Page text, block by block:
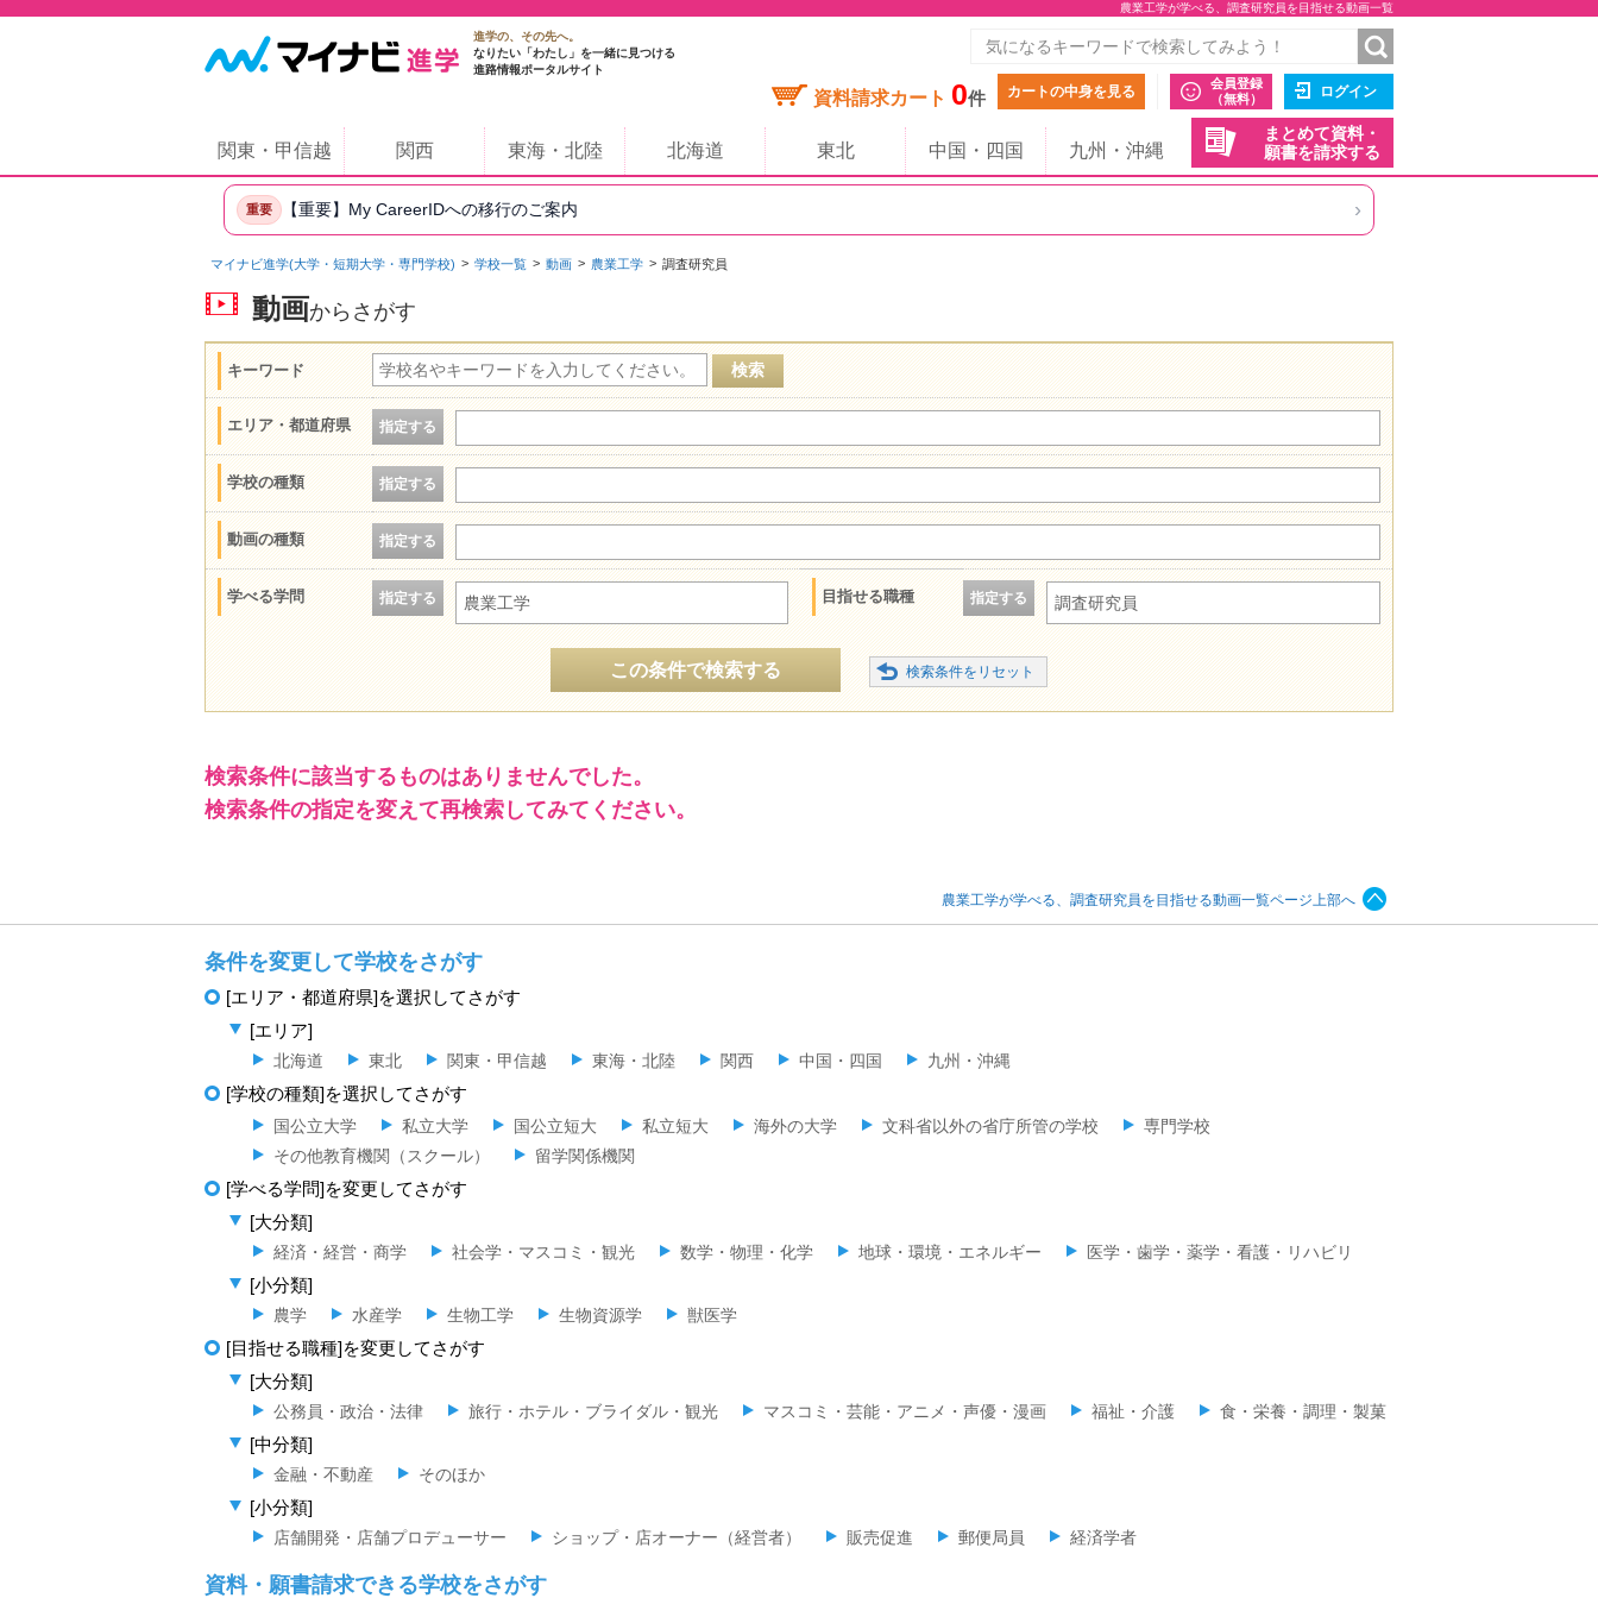
農業工学が学べる、調査研究員を目指せる動画一覧
進学の、その先へ。
なりたい「わたし」を一緒に見つける
進路情報ポータルサイト
資料請求カート 0件 カートの中身を見る
会員登録
（無料）
ログイン
まとめて資料・
願書を請求する
関東・甲信越 関西 東海・北陸 北海道 東北 中国・四国 九州・沖縄
重要 【重要】My CareerIDへの移行のご案内 ›
マイナビ進学(大学・短期大学・専門学校) 学校一覧 動画 農業工学 調査研究員
動画からさがす
キーワード
エリア・都道府県 指定する
学校の種類 指定する
動画の種類 指定する
学べる学問 指定する 農業工学 目指せる職種 指定する 調査研究員
この条件で検索する
検索条件に該当するものはありませんでした。
検索条件の指定を変えて再検索してみてください。
農業工学が学べる、調査研究員を目指せる動画一覧ページ上部へ
条件を変更して学校をさがす
[エリア・都道府県]を選択してさがす
[エリア]
北海道 東北 関東・甲信越 東海・北陸 関西 中国・四国 九州・沖縄
[学校の種類]を選択してさがす
国公立大学 私立大学 国公立短大 私立短大 海外の大学 文科省以外の省庁所管の学校
専門学校
その他教育機関（スクール）
留学関係機関
[学べる学問]を変更してさがす
[大分類]
経済・経営・商学 社会学・マスコミ・観光 数学・物理・化学 地球・環境・エネルギー 医学・歯学・薬学・看護・リハビリ
[小分類]
農学 水産学 生物工学 生物資源学 獣医学
[目指せる職種]を変更してさがす
[大分類]
公務員・政治・法律 旅行・ホテル・ブライダル・観光 マスコミ・芸能・アニメ・声優・漫画 福祉・介護 食・栄養・調理・製菓
[中分類]
金融・不動産 そのほか
[小分類]
店舗開発・店舗プロデューサー ショップ・店オーナー（経営者） 販売促進 郵便局員 経済学者
資料・願書請求できる学校をさがす